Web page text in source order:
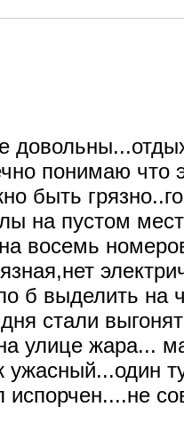
понимаю что
быть
на пустом
восемь
б выделить на
стали
улице жара...
ужасный...один